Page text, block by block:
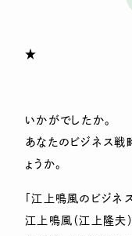
★
いかがでしたか。
あなたのビジネス戦
ょうか。
「江上鳴風のビジネ
江上鳴風（江上隆夫）